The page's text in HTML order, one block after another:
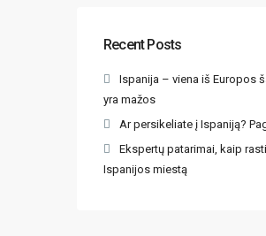
Recent Posts
Ispanija – viena iš Europos
yra mažos
Ar persikeliate į Ispaniją?
Ekspertų patarimai, kaip
Ispanijos miestą